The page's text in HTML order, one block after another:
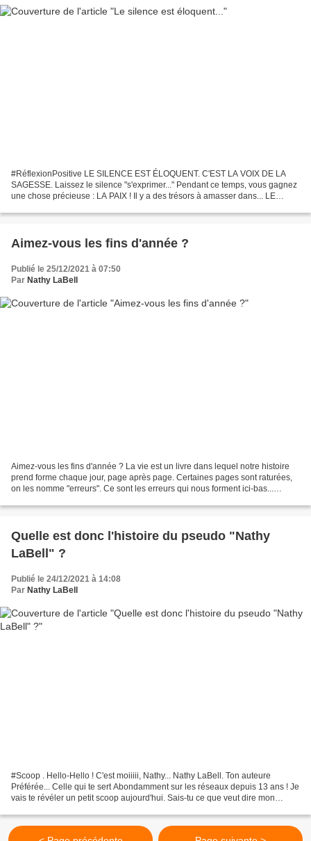
#RéflexionPositive LE SILENCE EST ÉLOQUENT. C'EST LA VOIX DE LA
SAGESSE. Laissez le silence "s'exprimer..." Pendant ce temps, vous gagnez
une chose précieuse : LA PAIX ! Il y a des trésors à amasser dans... LE
Aimez-vous les fins d'année ?
Publié le 25/12/2021 à 07:50
Par Nathy LaBell
Aimez-vous les fins d'année ? La vie est un livre dans lequel notre histoire
prend forme chaque jour, page après page. Certaines pages sont raturées,
on les nomme "erreurs". Ce sont les erreurs qui nous forment ici-bas...
Quelle est donc l'histoire du pseudo "Nathy
LaBell" ?
Publié le 24/12/2021 à 14:08
Par Nathy LaBell
#Scoop . Hello-Hello ! C'est moiiiii, Nathy... Nathy LaBell. Ton auteure
Préférée... Celle qui te sert Abondamment sur les réseaux depuis 13 ans ! Je
vais te révéler un petit scoop aujourd'hui. Sais-tu ce que veut dire mon